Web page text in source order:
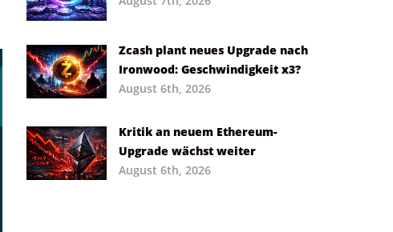
Zcash plant neues Upgrade nach
Ironwood: Geschwindigkeit x3?
August 6th, 2026
Kritik an neuem Ethereum-
Upgrade wächst weiter
August 6th, 2026